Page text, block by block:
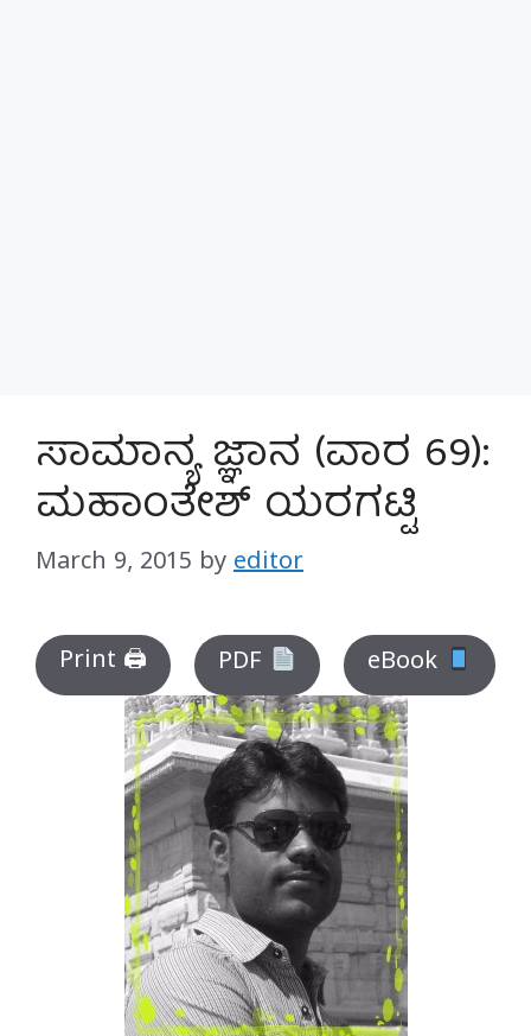
ಸಾಮಾನ್ಯ ಜ್ಞಾನ (ವಾರ 69):
ಮಹಾಂತೇಶ್ ಯರಗಟ್ಟಿ
March 9, 2015 by editor
Print 🖨 PDF eBook